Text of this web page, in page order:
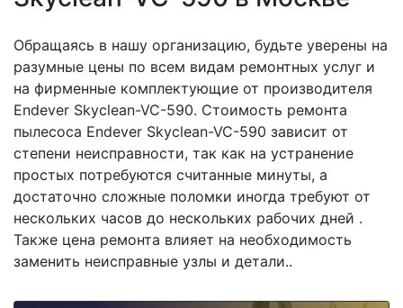
Обращаясь в нашу организацию, будьте уверены на
разумные цены по всем видам ремонтных услуг и
на фирменные комплектующие от производителя
Endever Skyclean-VC-590. Стоимость ремонта
пылесоса Endever Skyclean-VC-590 зависит от
степени неисправности, так как на устранение
простых потребуются считанные минуты, а
достаточно сложные поломки иногда требуют от
нескольких часов до нескольких рабочих дней .
Также цена ремонта влияет на необходимость
заменить неисправные узлы и детали..